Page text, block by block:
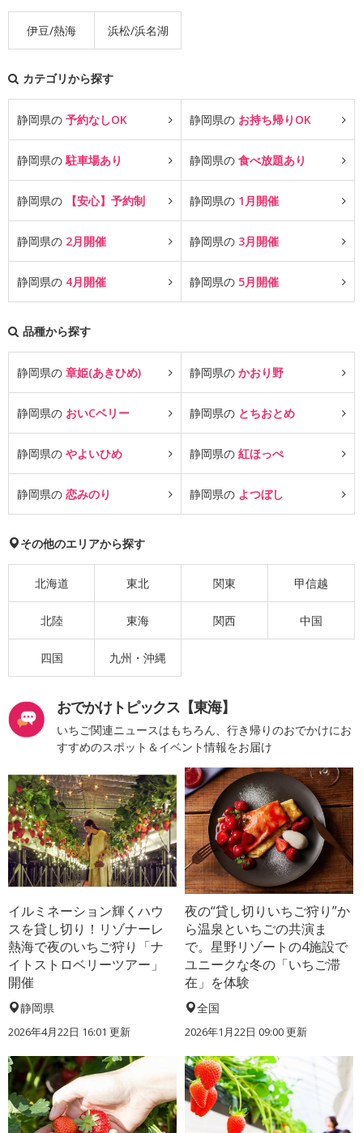
伊豆/熱海 浜松/浜名湖
カテゴリから探す
静岡県の 予約なしOK 静岡県の お持ち帰りOK
静岡県の駐車場あり 静岡県の 食べ放題あり
静岡県の 【安心】予約制 静岡県の 1月開催
静岡県の 2月開催 静岡県の 3月開催
静岡県の 4月開催 静岡県の 5月開催
品種から探す
静岡県の 章姫(あきひめ) 静岡県の かおり野
静岡県の おいCベリー 静岡県の とちおとめ
静岡県の やよいひめ 静岡県の 紅ほっぺ
静岡県の 恋みのり 静岡県の よつぼし
その他のエリアから探す
北海道 東北 関東 甲信越
北陸 東海 関西 中国
四国 九州・沖縄
おでかけトピックス【東海】
いちご関連ニュースはもちろん、行き帰りのおでかけにお
すすめのスポット＆イベント情報をお届け
イルミネーション輝くハウ
スを貸し切り！リゾナーレ
熱海で夜のいちご狩り「ナ
イトストロベリーツアー」
開催
静岡県
2026年4月22日 16:01 更新
夜の“貸し切りいちご狩り”か
ら温泉といちごの共演ま
で。星野リゾートの4施設で
ユニークな冬の「いちご滞
在」を体験
全国
2026年1月22日 09:00 更新